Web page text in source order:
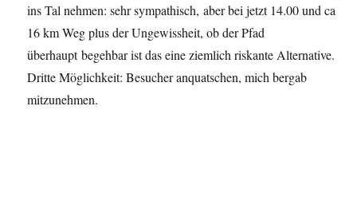
ins Tal nehmen: sehr sympathisch, aber bei jetzt 14.00 und ca
16 km Weg plus der Ungewissheit, ob der Pfad
überhaupt begehbar ist das eine ziemlich riskante Alternative.
Dritte Möglichkeit: Besucher anquatschen, mich bergab
mitzunehmen.